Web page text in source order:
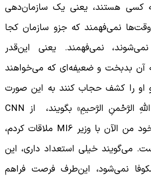
کسی هستند، یعنی یک سازمان‌دهی
نمی‌فهمند که جزو سازمان کجا
نمی‌فهمند. یعنی این‌‌قدر
بدبخت و ضعیفه‌ای که می‌خواهند
او را کشف حجاب کنند به این صورت
الرَّحْمنِ الرَّحيمِ» بگویند، ازCNN
من الآن با وزیرMI6ملاقات کردم،
خیلی استعداد داری، این
نمی‌شود، این‌طرف فرصت فراهم